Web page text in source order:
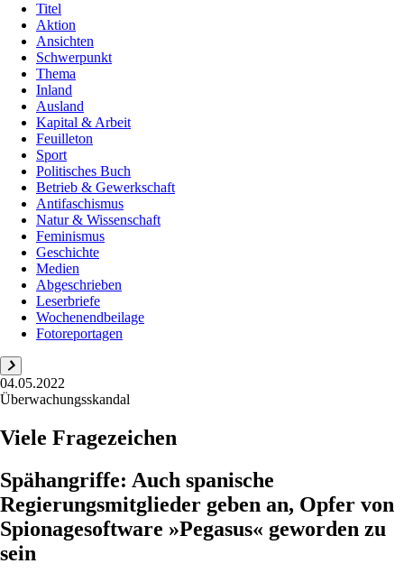
Titel
Aktion
Ansichten
Schwerpunkt
Thema
Inland
Ausland
Kapital & Arbeit
Feuilleton
Sport
Politisches Buch
Betrieb & Gewerkschaft
Antifaschismus
Natur & Wissenschaft
Feminismus
Geschichte
Medien
Abgeschrieben
Leserbriefe
Wochenendbeilage
Fotoreportagen
04.05.2022
Überwachungsskandal
Viele Fragezeichen
Spähangriffe: Auch spanische
Regierungsmitglieder geben an, Opfer von
Spionagesoftware »Pegasus« geworden zu
sein